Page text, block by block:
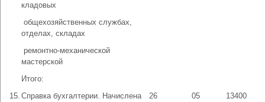
кладовых
­ общехозяйственных службах,
отделах, складах
­ ремонтно-механической
мастерской
Итого:
15. Справка бухгалтерии. Начислена
26 05 13400